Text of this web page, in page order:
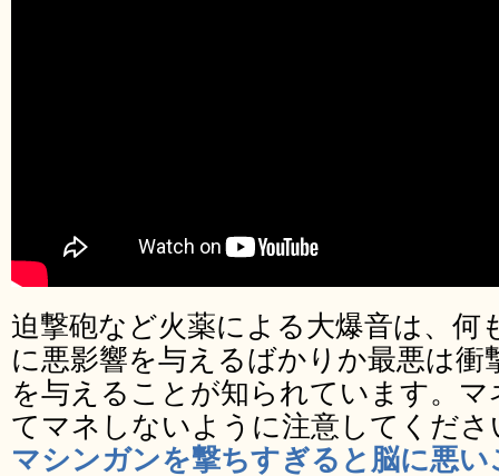
迫撃砲など火薬による大爆音は、何
に悪影響を与えるばかりか最悪は衝
を与えることが知られています。
てマネしないように注意してくださ
マシンガンを撃ちすぎると脳に悪